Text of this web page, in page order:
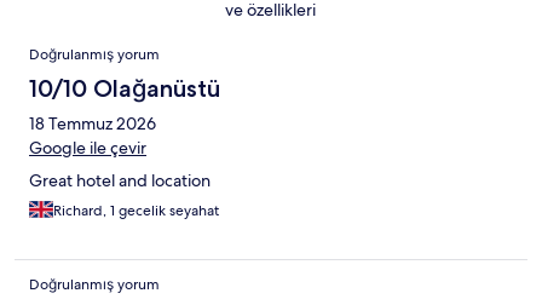
ve özellikleri
Yorumlar
Doğrulanmış yorum
10/10 Olağanüstü
18 Temmuz 2026
Google ile çevir
Great hotel and location
Richard, 1 gecelik seyahat
Doğrulanmış yorum